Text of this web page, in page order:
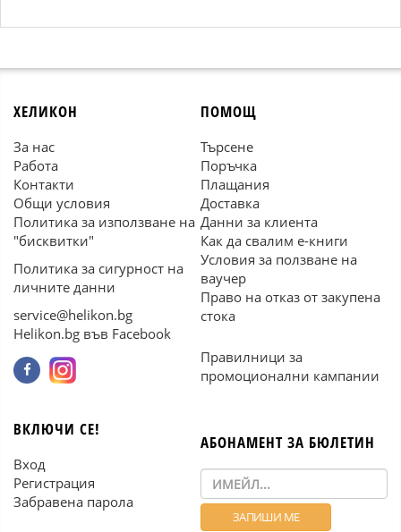
ХЕЛИКОН
За нас
Работа
Контакти
Общи условия
Политика за използване на
"бисквитки"
Политика за сигурност на
личните данни
service@helikon.bg
Helikon.bg във Facebook
ПОМОЩ
Търсене
Поръчка
Плащания
Доставка
Данни за клиента
Как да свалим е-книги
Условия за ползване на
ваучер
Право на отказ от закупена
стока
Правилници за
промоционални кампании
ВКЛЮЧИ СЕ!
Вход
Регистрация
Забравена парола
АБОНАМЕНТ ЗА БЮЛЕТИН